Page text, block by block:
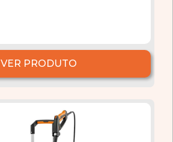
VER PRODUTO